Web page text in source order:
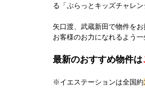
る「ぷらっとキッズチャレ
矢口渡、武蔵新田で物件を
お客様のお力になれるよう一
最新のおすすめ物件は
※イエステーションは全国約